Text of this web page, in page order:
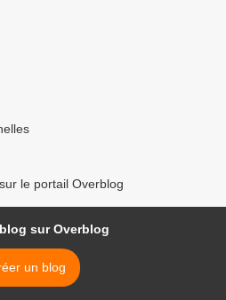
le portail Overblog
sur Overblog
un blog